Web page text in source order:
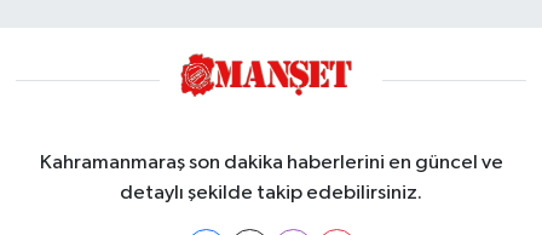
Kahramanmaraş son dakika haberlerini en güncel ve
detaylı şekilde takip edebilirsiniz.